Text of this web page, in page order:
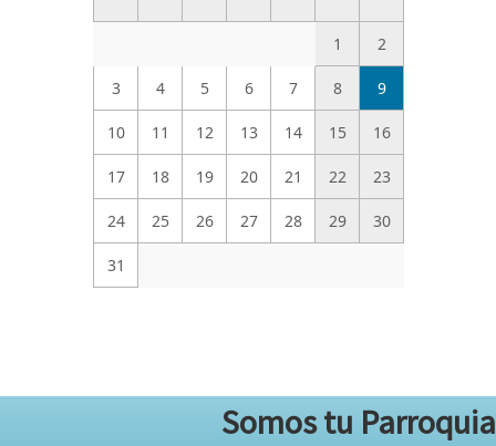
1 2
3 4 5 6 7 8 9
10 11 12 13 14 15 16
17 18 19 20 21 22 23
24 25 26 27 28 29 30
31
Somos tu Parroquia